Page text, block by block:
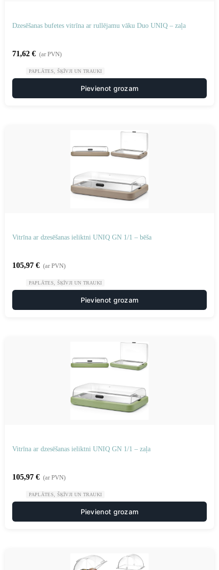
Dzesēšanas bufetes vitrīna ar rullējamu vāku Duo UNIQ – zaļa
71,62 € (ar PVN)
PAPLĀTES, ŠĶĪVJI UN TRAUKI
Pievienot grozam
Vitrīna ar dzesēšanas ieliktni UNIQ GN 1/1 – bēša
105,97 € (ar PVN)
PAPLĀTES, ŠĶĪVJI UN TRAUKI
Pievienot grozam
Vitrīna ar dzesēšanas ieliktni UNIQ GN 1/1 – zaļa
105,97 € (ar PVN)
PAPLĀTES, ŠĶĪVJI UN TRAUKI
Pievienot grozam